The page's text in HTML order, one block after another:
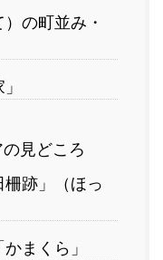
の町並み・
見どころ
跡」（ほっ
まくら」